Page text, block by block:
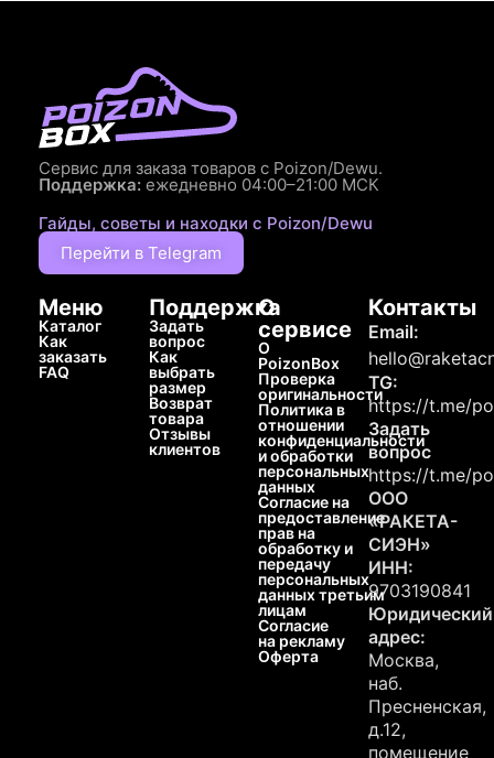
Сервис для заказа товаров с Poizon/Dewu.
Поддержка: ежедневно 04:00–21:00 МСК
Гайды, советы и находки с Poizon/Dewu
Перейти в Telegram
Меню
Каталог
Как
заказать
FAQ
Поддержка
Задать
вопрос
Как
выбрать
размер
Возврат
товара
Отзывы
клиентов
О
сервисе
О
PoizonBox
Проверка
оригинальности
Политика в
отношении
конфиденциальности
и обработки
персональных
данных
Согласие на
предоставление
прав на
обработку и
передачу
персональных
данных третьим
лицам
Согласие
на рекламу
Оферта
Контакты
Email:
TG:
https://t.me/
Задать
вопрос
https://t.me/
ООО
«РАКЕТА-
СИЭН»
ИНН:
9703190841
Юридический
адрес:
Москва,
наб.
Пресненская,
д.12,
помещение